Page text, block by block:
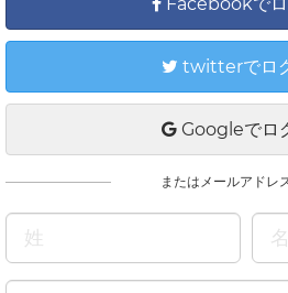
twitterでロ
Googleでロ
またはメールアドレ